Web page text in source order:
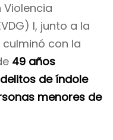
Violencia
I, junto a la
con la
49 años
de índole
menores de